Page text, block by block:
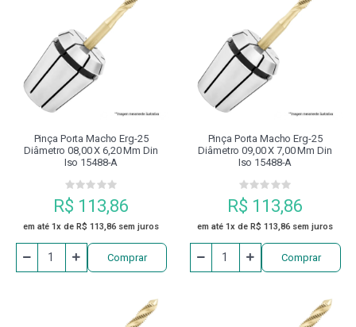
Pinça Porta Macho Erg-25
Diâmetro 08,00 X 6,20 Mm Din
Iso 15488-A
R$ 113,86
em até 1x de R$ 113,86 sem juros
Comprar
Pinça Porta Macho Erg-25
Diâmetro 09,00 X 7,00 Mm Din
Iso 15488-A
R$ 113,86
em até 1x de R$ 113,86 sem juros
Comprar